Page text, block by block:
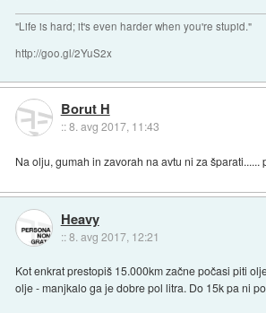
"Life is hard; it's even harder when you're stupid."
http://goo.gl/2YuS2x
Borut H
::8. avg 2017, 11:43
Na olju, gumah in zavorah na avtu ni za šparati......
Heavy
::8. avg 2017, 12:21
Kot enkrat prestopiš 15.000km začne počasi piti
olje - manjkalo ga je dobre pol litra. Do 15k pa ni